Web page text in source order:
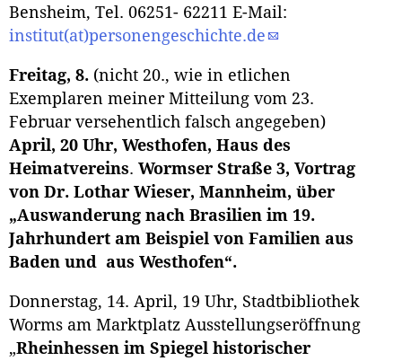
Bensheim, Tel. 06251- 62211 E-Mail:
institut(at)personengeschichte.de
Freitag, 8. (nicht 20., wie in etlichen
Exemplaren meiner Mitteilung vom 23.
Februar versehentlich falsch angegeben)
April, 20 Uhr, Westhofen, Haus des
Heimatvereins. Wormser Straße 3, Vortrag
von Dr. Lothar Wieser, Mannheim, über
„Auswanderung nach Brasilien im 19.
Jahrhundert am Beispiel von Familien aus
Baden und aus Westhofen“.
Donnerstag, 14. April, 19 Uhr, Stadtbibliothek
Worms am Marktplatz Ausstellungseröffnung
„Rheinhessen im Spiegel historischer